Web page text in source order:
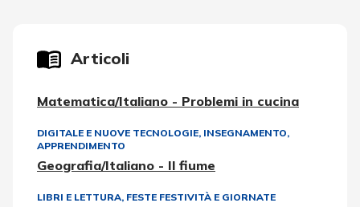
Articoli
Matematica/Italiano - Problemi in cucina
DIGITALE E NUOVE TECNOLOGIE, INSEGNAMENTO,
APPRENDIMENTO
Geografia/Italiano - Il fiume
LIBRI E LETTURA, FESTE FESTIVITÀ E GIORNATE